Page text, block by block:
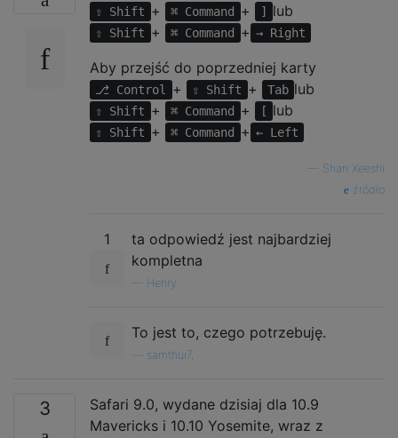
⇧ Shift + ⌘ Command + ] lub
⇧ Shift + ⌘ Command + → Right
Aby przejść do poprzedniej karty
⎇ Control + ⇧ Shift + Tab lub
⇧ Shift + ⌘ Command + [ lub
⇧ Shift + ⌘ Command + ← Left
Shan Xeeshi
źródło
1
ta odpowiedź jest najbardziej
kompletna
Henry
To jest to, czego potrzebuję.
samthui7,
3
Safari 9.0, wydane dzisiaj dla 10.9
Mavericks i 10.10 Yosemite, wraz z